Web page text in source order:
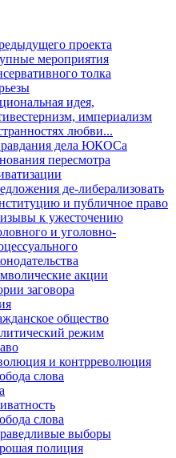
проекта
мероприятия
толка
идея,
империализм
любви...
дела ЮКОСа
пересмотра
де-либерализовать
и публичное право
к ужесточению
и уголовно-
акции
заговора
общество
режим
и контрреволюция
слова
слова
выборы
полиция